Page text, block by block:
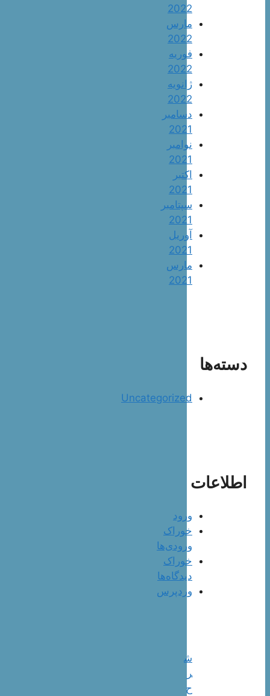
2022
مارس
2022
فوریه
2022
ژانویه
2022
دسامبر
2021
نوامبر
2021
اکتبر
2021
سپتامبر
2021
آوریل
2021
مارس
2021
دسته‌ها
Uncategorized
اطلاعات
ورود
خوراک
ورودی‌ها
خوراک
دیدگاه‌ها
وردپرس
ش
ر
ح